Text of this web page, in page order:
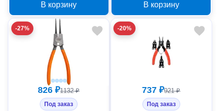
губками 178 мм 560514
В корзину
178 мм 560509
В корзину
-27%
826 ₽1132 ₽
Под заказ
-20%
737 ₽921 ₽
Под заказ